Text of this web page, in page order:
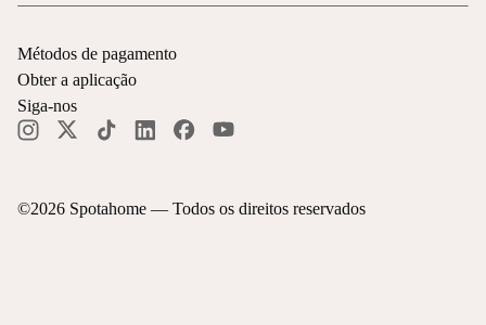
©2026 Spotahome — Todos os direitos reservados
Métodos de pagamento
Obter a aplicação
Siga-nos